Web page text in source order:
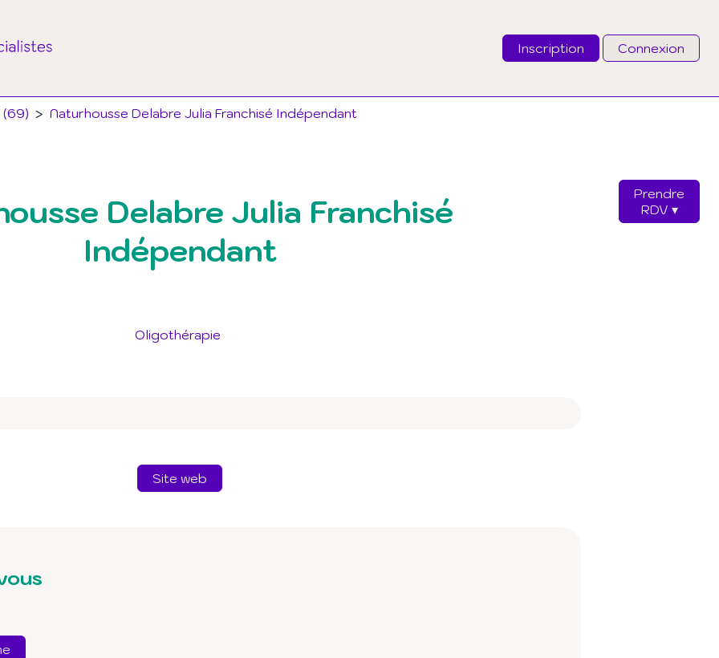
Inscription Connexion
> Naturhousse Delabre Julia Franchisé Indépendant
Email
J'ai oublié mon mot de passe
Delabre Julia Franchisé
Indépendant
Oligothérapie
Site web
Prendre
RDV